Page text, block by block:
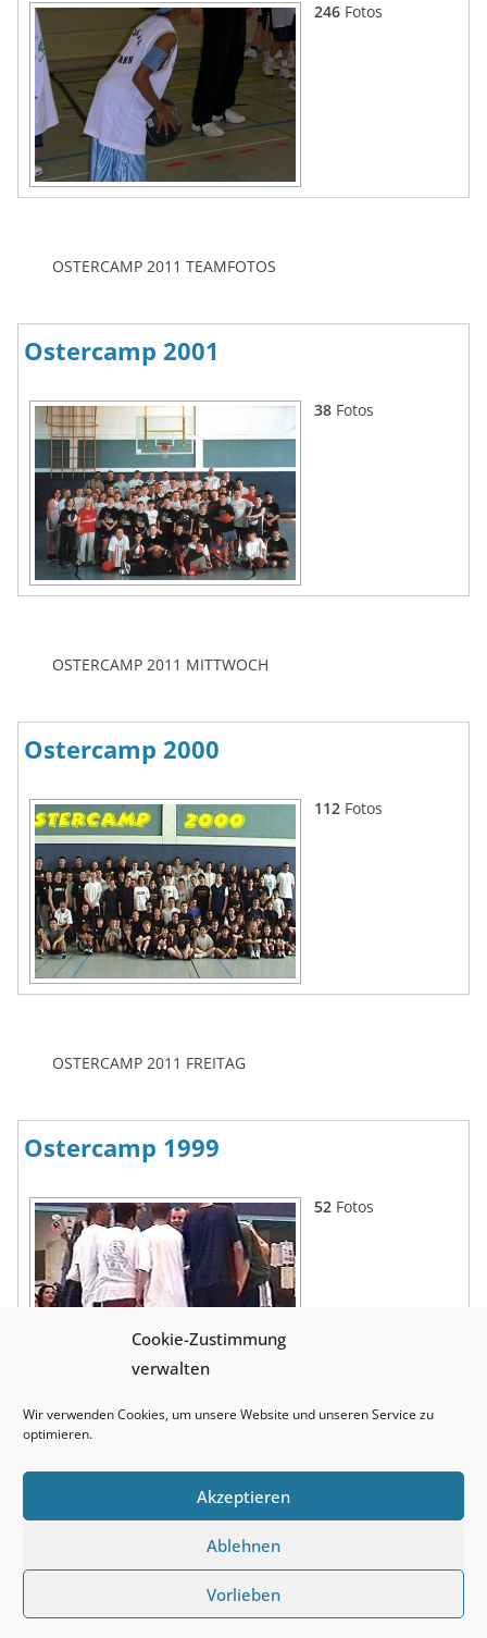
Cookie-Zustimmung
verwalten
Wir verwenden Cookies, um unsere Website und unseren Service zu
optimieren.
Akzeptieren
Ablehnen
Vorlieben
246 Fotos
OSTERCAMP 2011 TEAMFOTOS
Ostercamp 2001
38 Fotos
OSTERCAMP 2011 MITTWOCH
Ostercamp 2000
112 Fotos
OSTERCAMP 2011 FREITAG
Ostercamp 1999
52 Fotos
Basketball Club Wiesbaden
von ThemeGrill. Präsentiert von